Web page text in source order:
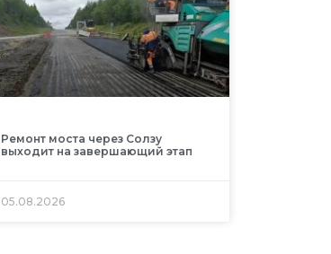
Ремонт моста через Солзу
выходит на завершающий этап
05.08.2026